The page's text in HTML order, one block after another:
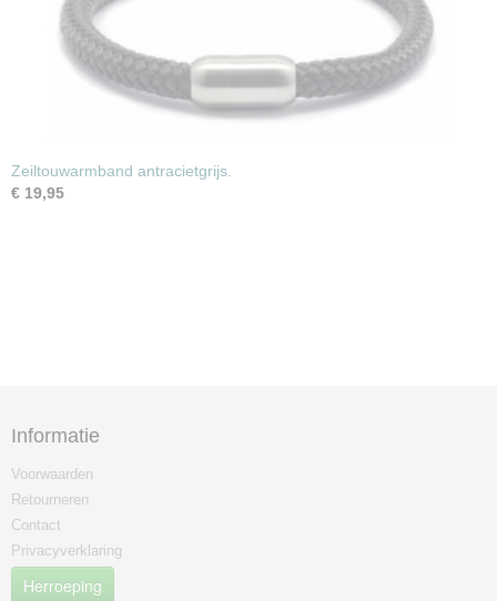
Zeiltouwarmband antracietgrijs.
€ 19,95
Informatie
Voorwaarden
Retourneren
Contact
Privacyverklaring
Herroeping